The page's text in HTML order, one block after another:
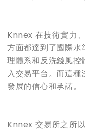
Knnex 在技術實力
方面都達到了國際水
理體系和反洗錢風控
入交易平台。而這種
發展的信心和承諾。
Knnex 交易所之所